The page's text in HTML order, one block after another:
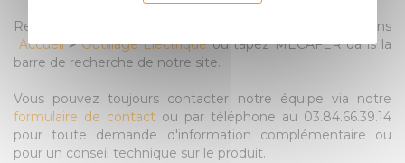
Retrouvez l’ensemble de nos produits MECAFER dans
Accueil>Outillage Electrique ou tapez MECAFER dans la
barre de recherche de notre site.
Vous pouvez toujours contacter notre équipe via notre
formulaire de contact ou par téléphone au 03.84.66.39.14
pour toute demande d'information complémentaire ou
pour un conseil technique sur le produit.